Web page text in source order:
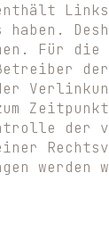
enthält
haben.
der